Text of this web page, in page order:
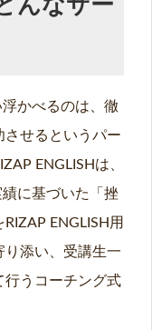
んなサー
かべるのは、徹
させるというパー
ENGLISHは、
に基づいた「挫
ENGLISH用
り添い、受講生一
行うコーチング式